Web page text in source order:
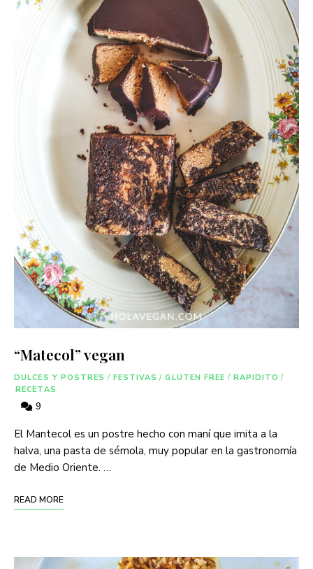
“Matecol” vegan
DULCES Y POSTRES / FESTIVAS / GLUTEN FREE / RAPIDITO /
RECETAS
9
El Mantecol es un postre hecho con maní que imita a la
halva, una pasta de sémola, muy popular en la gastronomía
de Medio Oriente. …
READ MORE